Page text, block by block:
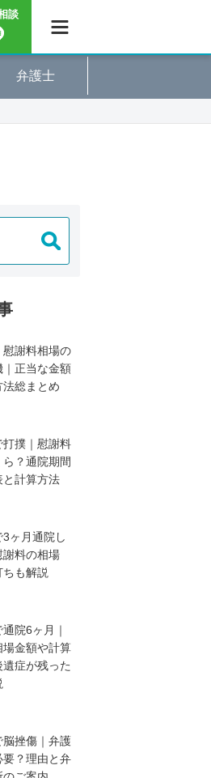
談
弁護士
慰謝料相場の
｜正当な金額
法総まとめ
打撲｜慰謝料
？通院期間
と計算方法
ヶ月通院し
謝料の相場
も解説
院6ヶ月｜
場金額や計算
症が残った
脳挫傷｜弁護
要？理由と弁